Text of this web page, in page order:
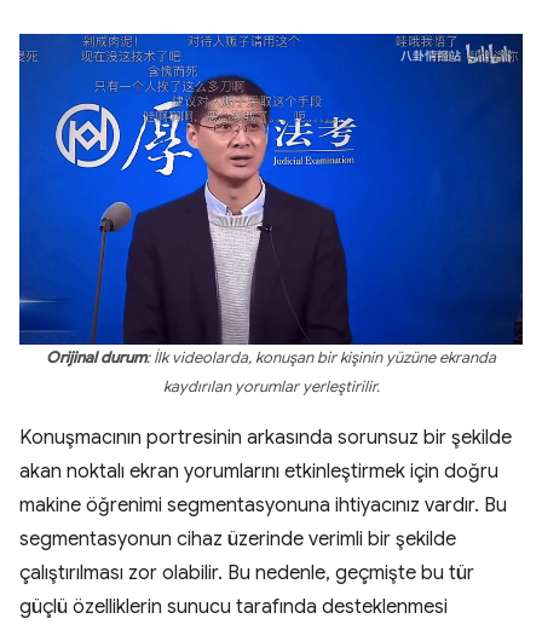
Orijinal durum: İlk videolarda, konuşan bir kişinin yüzüne ekranda
kaydırılan yorumlar yerleştirilir.
Konuşmacının portresinin arkasında sorunsuz bir şekilde
akan noktalı ekran yorumlarını etkinleştirmek için doğru
makine öğrenimi segmentasyonuna ihtiyacınız vardır. Bu
segmentasyonun cihaz üzerinde verimli bir şekilde
çalıştırılması zor olabilir. Bu nedenle, geçmişte bu tür
güçlü özelliklerin sunucu tarafında desteklenmesi